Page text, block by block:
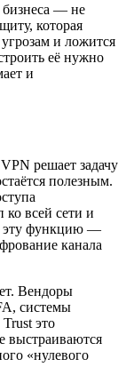
бизнеса — не
которая
и ложится
её нужно
и
решает задачу
полезным.
ко всей сети и
эту функцию —
канала
Вендоры
системы
это
выстраиваются
«нулевого